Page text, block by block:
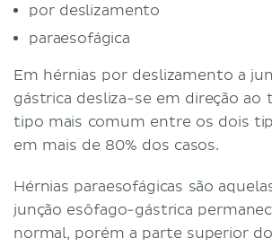
por deslizamento
paraesofágica
Em hérnias por deslizamento a
gástrica desliza-se em direção ao
tipo mais comum entre os dois
em mais de 80% dos casos.
Hérnias paraesofágicas são
junção esôfago-gástrica
normal, porém a parte superior